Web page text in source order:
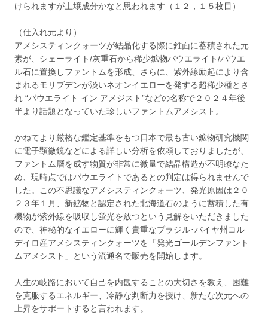
けられますが土壌成分かなと思われます（１２，１５枚目）
（仕入れ元より）
アメシスティンクォーツが結晶化する際に錐面に蓄積された元
素が、シェーライト/灰重石から稀少鉱物パウエライト/パウエ
ル石に置換しファントムを形成、さらに、紫外線励起により含
まれるモリブデンが淡いネオンイエローを発する超稀少種とさ
れ “パウエライト イン アメジスト”などの名称で２０２４年後
半より話題となっていた珍しいファントムアメシスト。
かねてより厳格な鑑定基準をもつ日本で最も古い鉱物研究機関
に電子顕微鏡などによる詳しい分析を依頼しておりましたが、
ファントム層を成す物質が非常に微量で結晶構造が不明瞭なた
め、現時点ではパウエライトであるとの判定は得られませんで
した。この不思議なアメシスティンクォーツ、発光原因は２０
２３年１月、新鉱物と認定された北海道石のように蓄積した有
機物が紫外線を吸収し蛍光を放つという見解をいただきました
ので、神秘的なイエローに輝く貴重なブラジル･バイヤ州コル
デイロ産アメシスティンクォーツを「発光ゴールデンファント
ムアメシスト」という流通名で販売を開始します。
人生の岐路において自己を内観することの大切さを教え、困難
を克服するエネルギー、冷静な判断力を授け、新たな次元への
上昇をサポートすると言われます。